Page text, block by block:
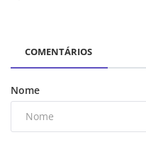
COMENTÁRIOS
Nome